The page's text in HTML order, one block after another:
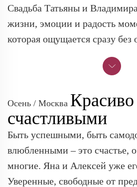
Свадьба Татьяны и
жизни, эмоции и радость
которая ощущается сразу без
Осень / Москва
счастливыми
Быть успешными, быть
влюбленными – это счастье,
многие. Яна и Алексей уже
Уверенные, свободные от